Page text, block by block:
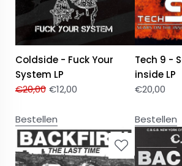
Coldside - Fuck Your
System LP
€20,00 €12,00
Bestellen
Tech 9 -
inside LP
€20,00
Bestellen